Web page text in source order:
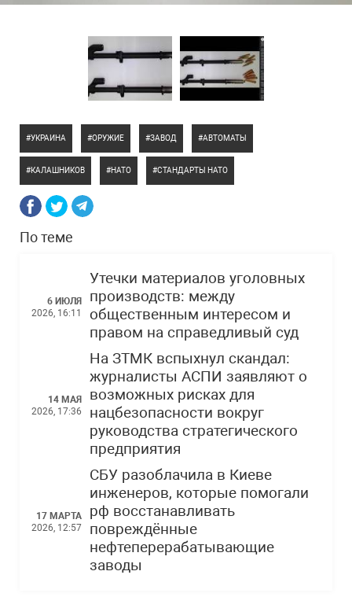
УКРАИНА ОРУЖИЕ ЗАВОД АВТОМАТЫ
КАЛАШНИКОВ НАТО СТАНДАРТЫ НАТО
По теме
6 ИЮЛЯ
2026, 16:11
Утечки материалов уголовных
производств: между
общественным интересом и
правом на справедливый суд
14 МАЯ
2026, 17:36
На ЗТМК вспыхнул скандал:
журналисты АСПИ заявляют о
возможных рисках для
нацбезопасности вокруг
руководства стратегического
предприятия
17 МАРТА
2026, 12:57
СБУ разоблачила в Киеве
инженеров, которые помогали
рф восстанавливать
повреждённые
нефтеперерабатывающие
заводы